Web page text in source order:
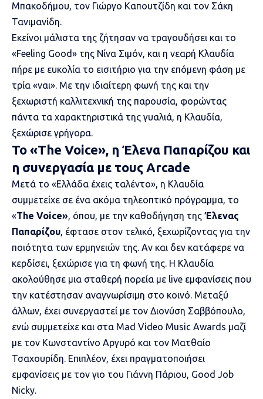
Μπακοδήμου, τον Γιώργο Καπουτζίδη και τον Σάκη
Τανιμανίδη.
Εκείνοι μάλιστα της ζήτησαν να τραγουδήσει και το
«Feeling Good» της Νίνα Σιμόν, και η νεαρή Κλαυδία
πήρε με ευκολία το εισιτήριο για την επόμενη φάση με
τρία «ναι». Με την ιδιαίτερη φωνή της και την
ξεχωριστή καλλιτεχνική της παρουσία, φορώντας
πάντα τα χαρακτηριστικά της γυαλιά, η Κλαυδία,
ξεχώρισε γρήγορα.
To «Τhe Voice», η Έλενα Παπαρίζου και
η συνεργασία με τους Arcade
Μετά το «Ελλάδα έχεις ταλέντο», η Κλαυδία
συμμετείχε σε ένα ακόμα τηλεοπτικό πρόγραμμα, το
«The Voice», όπου, με την καθοδήγηση της Έλενας
Παπαρίζου, έφτασε στον τελικό, ξεχωρίζοντας για την
ποιότητα των ερμηνειών της. Aν και δεν κατάφερε να
κερδίσει, ξεχώρισε για τη φωνή της. Η Κλαυδία
ακολούθησε μια σταθερή πορεία με live εμφανίσεις που
την κατέστησαν αναγνωρίσιμη στο κοινό. Μεταξύ
άλλων, έχει συνεργαστεί με τον Διονύση Σαββόπουλο,
ενώ συμμετείχε και στα Mad Video Music Awards μαζί
με τον Κωνσταντίνο Αργυρό και τον Ματθαίο
Τσαχουρίδη. Επιπλέον, έχει πραγματοποιήσει
εμφανίσεις με τον γιο του Γιάννη Πάριου, Good Job
Nicky.